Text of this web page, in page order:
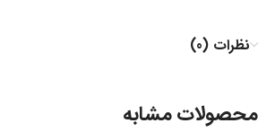
نظرات (0)
محصولات مشابه